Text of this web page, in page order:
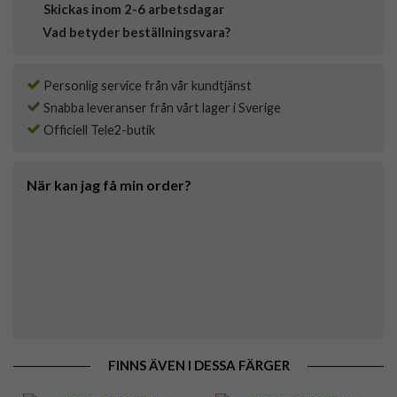
Skickas inom 2-6 arbetsdagar
Vad betyder beställningsvara?
Personlig service från vår kundtjänst
Snabba leveranser från vårt lager i Sverige
Officiell Tele2-butik
När kan jag få min order?
FINNS ÄVEN I DESSA FÄRGER